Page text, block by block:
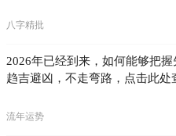
八字精批
2026年已经到来，如何能够把握
趋吉避凶，不走弯路，点击此处
流年运势